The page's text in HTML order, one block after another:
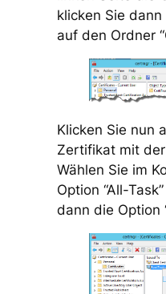
klicken Sie dann
auf den Ordner
Klicken Sie nun
Zertifikat mit
Wählen Sie im
Option “All-
dann die Option